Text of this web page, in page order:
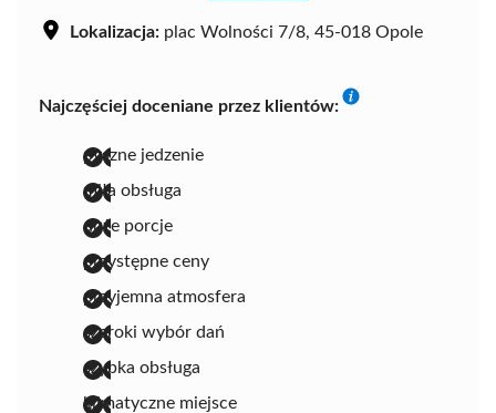
Lokalizacja: plac Wolności 7/8, 45-018 Opole
Najczęściej doceniane przez klientów:
pyszne jedzenie
miła obsługa
duże porcje
przystępne ceny
przyjemna atmosfera
szeroki wybór dań
szybka obsługa
klimatyczne miejsce